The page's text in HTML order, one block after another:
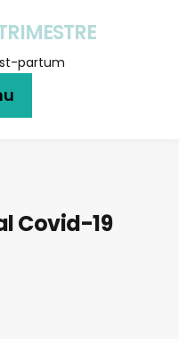
partum
Covid-19